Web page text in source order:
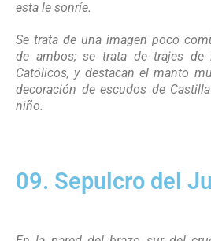
esta le sonríe.
Se trata de una imagen poco
de ambos; se trata de trajes de
Católicos, y destacan el manto
decoración de escudos de
niño.
09. Sepulcro del